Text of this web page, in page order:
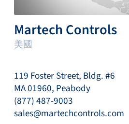
Martech Controls
美國
119 Foster Street, Bldg. #6
MA 01960, Peabody
(877) 487-9003
sales@martechcontrols.com